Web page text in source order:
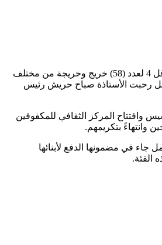
أقامت جمعية الأمان لرعاية الكفيفات والمركز الثقافي للمكفوفين- جامعة صنعاء اليوم الثلاثاء 15 يناير 2019 في قاعة المركز الثقافي حفل تخرج دفعة أبناء فاطمة العاقل 4 لعدد (58) خريج وخريجة من مختلف
‏رحبت الأستاذة صباح حريش رئيس
وافتتاح ‏المركز الثقافي للمكفوفين
وانتهاءً بتكريمهم.
في مضمونها الدفع لأبنائها
الفئة.